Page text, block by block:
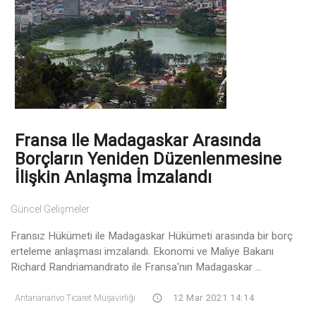
Fransa Ile Madagaskar Arasında
Borçların Yeniden Düzenlenmesine
İlişkin Anlaşma İmzalandı
Güncel Gelişmeler
Fransız Hükümeti ile Madagaskar Hükümeti arasında bir borç
erteleme anlaşması imzalandı. Ekonomi ve Maliye Bakanı
Richard Randriamandrato ile Fransa'nın Madagaskar ...
Antananarivo Ticaret Müşavirliği 12 Mar 2021 14:14